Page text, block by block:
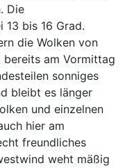
Die
bis 16 Grad.
die Wolken von
bereits am Vormittag
sonniges
bleibt es länger
und einzelnen
hier am
freundliches
weht mäßig